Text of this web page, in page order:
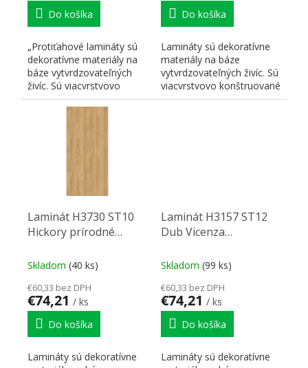
Do košíka
„Protiťahové lamináty sú
dekoratívne materiály na
báze vytvrdzovateľných
živíc. Sú viacvrstvovo
konštruované a...
Do košíka
Lamináty sú dekoratívne
materiály na báze
vytvrdzovateľných živíc. Sú
viacvrstvovo konštruované
a skladajú sa z...
Laminát H3730 ST10
Hickory prírodné
Skladom (40 ks)
€60,33 bez DPH
€74,21 / ks
Do košíka
Lamináty sú dekoratívne
Laminát H3157 ST12
Dub Vicenza
Skladom (99 ks)
€60,33 bez DPH
€74,21 / ks
Do košíka
Lamináty sú dekoratívne